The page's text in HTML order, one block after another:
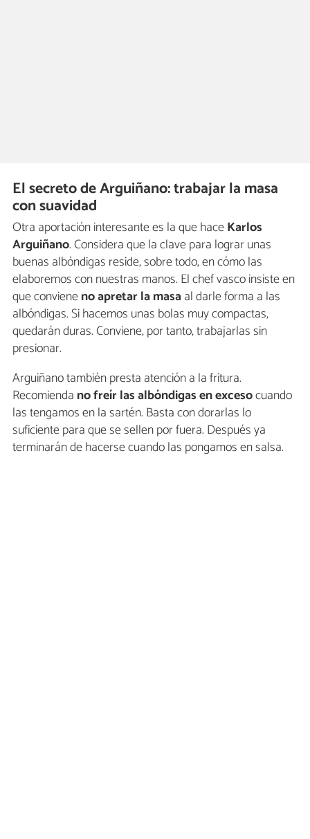
El secreto de Arguiñano: trabajar la masa
con suavidad
Otra aportación interesante es la que haceKarlos
Arguiñano. Considera que la clave para lograr unas
buenas albóndigas reside, sobre todo, en cómo las
elaboremos con nuestras manos. El chef vasco insiste en
que convieneno apretar la masaal darle forma a las
albóndigas. Si hacemos unas bolas muy compactas,
quedarán duras. Conviene, por tanto, trabajarlas sin
presionar.
Arguiñano también presta atención a la fritura.
Recomienda no freír las albóndigas en excesocuando
las tengamos en la sartén. Basta con dorarlas lo
suficiente para que se sellen por fuera. Después ya
terminarán de hacerse cuando las pongamos en salsa.